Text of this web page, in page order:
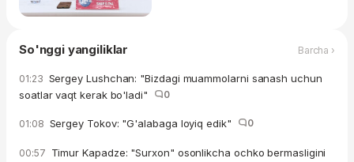
So'nggi yangiliklar Barcha ›
01:23 Sergey Lushchan: "Bizdagi muammolarni sanash uchun
soatlar vaqt kerak bo'ladi"
0
01:08 Sergey Tokov: "G'alabaga loyiq edik" 0
00:57 Timur Kapadze: "Surxon" osonlikcha ochko bermasligini